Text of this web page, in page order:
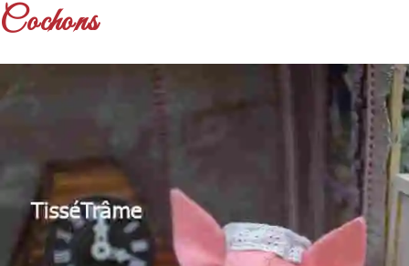
Cochons